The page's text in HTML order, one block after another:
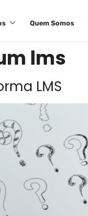
Quem Somos
lms
LMS